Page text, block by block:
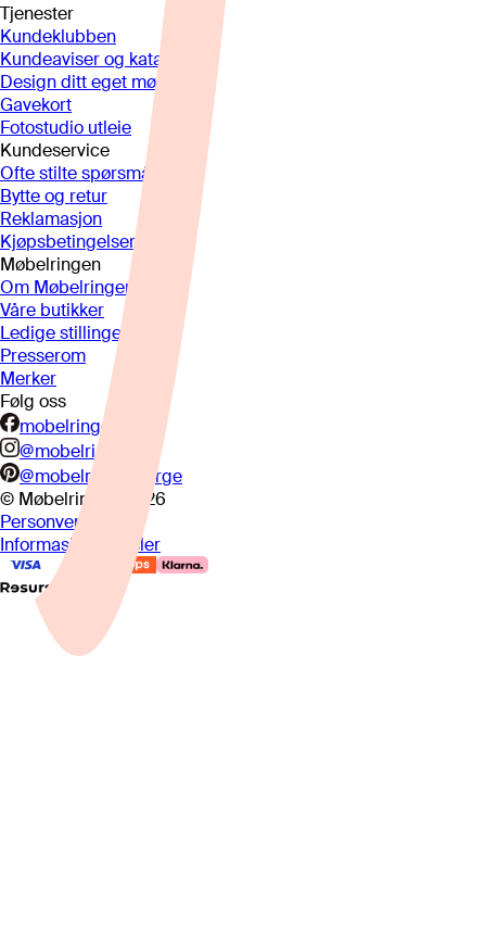
Tjenester
Kundeklubben
Kundeaviser og kataloger
Design ditt eget møbel
Gavekort
Fotostudio utleie
Kundeservice
Ofte stilte spørsmål
Bytte og retur
Reklamasjon
Kjøpsbetingelser
Møbelringen
Om Møbelringen
Våre butikker
Ledige stillinger
Presserom
Merker
Følg oss
mobelringen.no
@mobelringen
@mobelringennorge
© Møbelringen
2026
Personvern
Informasjonskapsler